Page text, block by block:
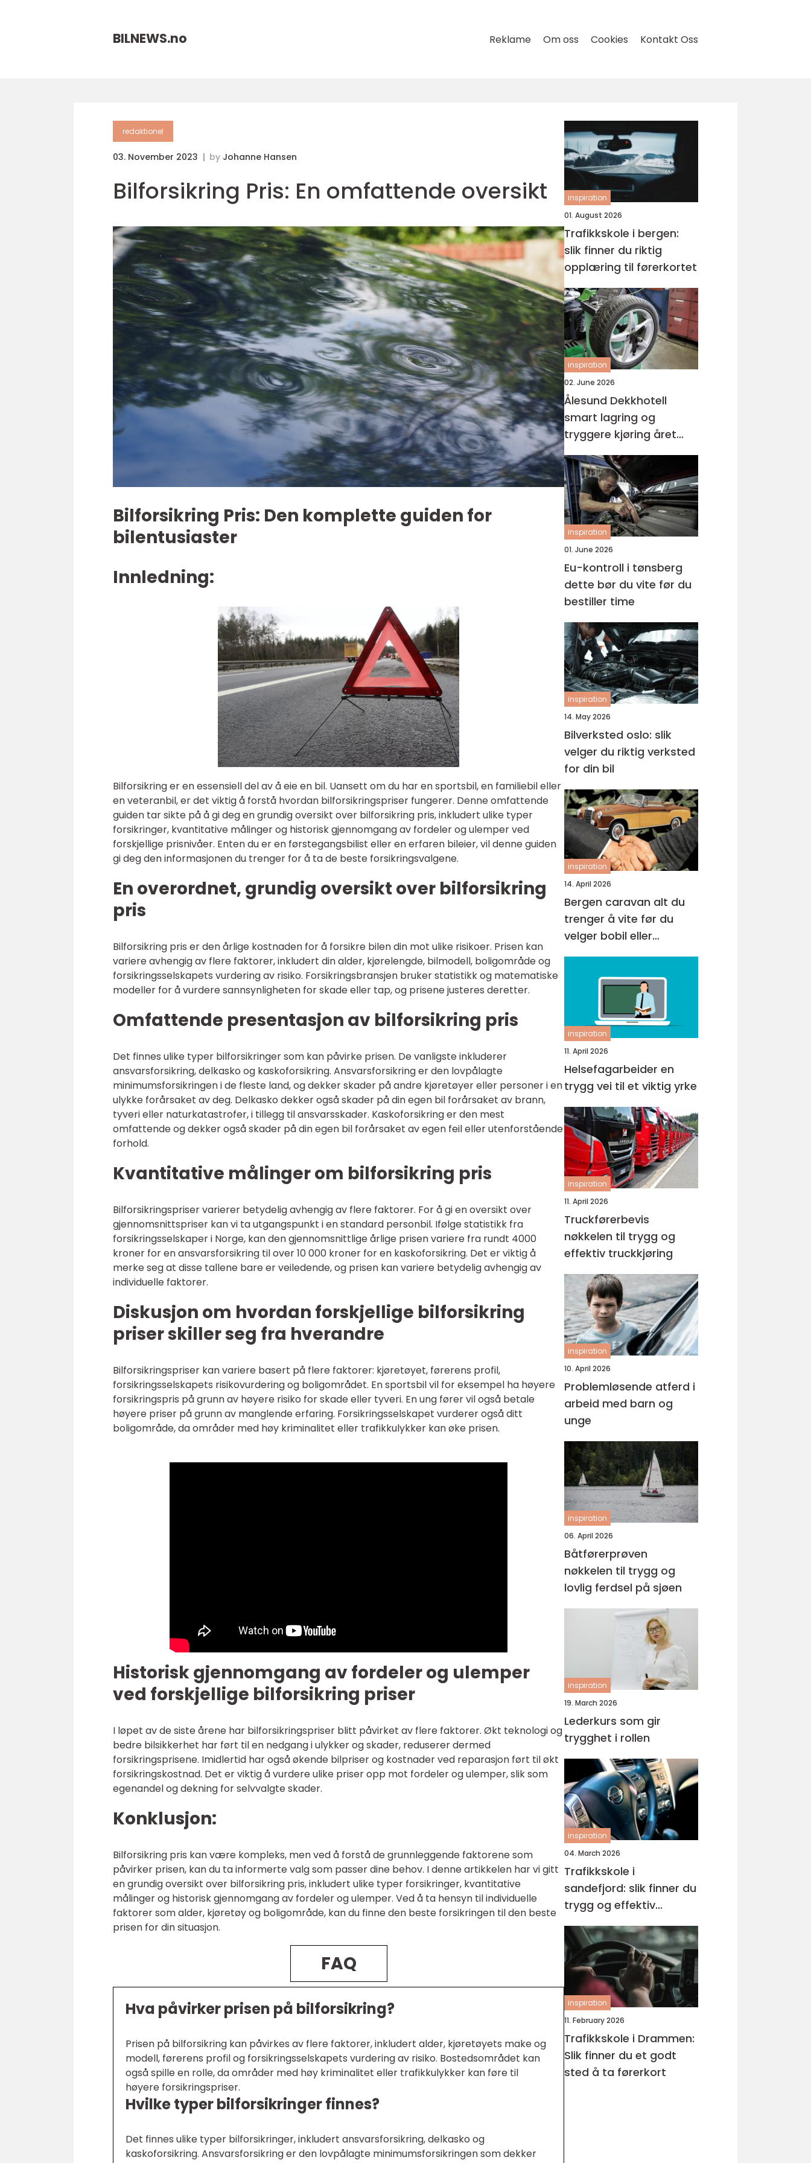
BILNEWS.no Reklame Om oss Cookies Kontakt Oss
redaktionel
03. November 2023 by Johanne Hansen
Bilforsikring Pris: En omfattende oversikt
Bilforsikring Pris: Den komplette guiden for
bilentusiaster
Innledning:
Bilforsikring er en essensiell del av å eie en bil. Uansett om du har en sportsbil, en familiebil eller
en veteranbil, er det viktig å forstå hvordan bilforsikringspriser fungerer. Denne omfattende
guiden tar sikte på å gi deg en grundig oversikt over bilforsikring pris, inkludert ulike typer
forsikringer, kvantitative målinger og historisk gjennomgang av fordeler og ulemper ved
forskjellige prisnivåer. Enten du er en førstegangsbilist eller en erfaren bileier, vil denne guiden
gi deg den informasjonen du trenger for å ta de beste forsikringsvalgene.
En overordnet, grundig oversikt over bilforsikring
pris
Bilforsikring pris er den årlige kostnaden for å forsikre bilen din mot ulike risikoer. Prisen kan
variere avhengig av flere faktorer, inkludert din alder, kjørelengde, bilmodell, boligområde og
forsikringsselskapets vurdering av risiko. Forsikringsbransjen bruker statistikk og matematiske
modeller for å vurdere sannsynligheten for skade eller tap, og prisene justeres deretter.
Omfattende presentasjon av bilforsikring pris
Det finnes ulike typer bilforsikringer som kan påvirke prisen. De vanligste inkluderer
ansvarsforsikring, delkasko og kaskoforsikring. Ansvarsforsikring er den lovpålagte
minimumsforsikringen i de fleste land, og dekker skader på andre kjøretøyer eller personer i en
ulykke forårsaket av deg. Delkasko dekker også skader på din egen bil forårsaket av brann,
tyveri eller naturkatastrofer, i tillegg til ansvarsskader. Kaskoforsikring er den mest
omfattende og dekker også skader på din egen bil forårsaket av egen feil eller utenforstående
forhold.
Kvantitative målinger om bilforsikring pris
Bilforsikringspriser varierer betydelig avhengig av flere faktorer. For å gi en oversikt over
gjennomsnittspriser kan vi ta utgangspunkt i en standard personbil. Ifølge statistikk fra
forsikringsselskaper i Norge, kan den gjennomsnittlige årlige prisen variere fra rundt 4000
kroner for en ansvarsforsikring til over 10 000 kroner for en kaskoforsikring. Det er viktig å
merke seg at disse tallene bare er veiledende, og prisen kan variere betydelig avhengig av
individuelle faktorer.
Diskusjon om hvordan forskjellige bilforsikring
priser skiller seg fra hverandre
Bilforsikringspriser kan variere basert på flere faktorer: kjøretøyet, førerens profil,
forsikringsselskapets risikovurdering og boligområdet. En sportsbil vil for eksempel ha høyere
forsikringspris på grunn av høyere risiko for skade eller tyveri. En ung fører vil også betale
høyere priser på grunn av manglende erfaring. Forsikringsselskapet vurderer også ditt
boligområde, da områder med høy kriminalitet eller trafikkulykker kan øke prisen.
Historisk gjennomgang av fordeler og ulemper
ved forskjellige bilforsikring priser
I løpet av de siste årene har bilforsikringspriser blitt påvirket av flere faktorer. Økt teknologi og
bedre bilsikkerhet har ført til en nedgang i ulykker og skader, reduserer dermed
forsikringsprisene. Imidlertid har også økende bilpriser og kostnader ved reparasjon ført til økt
forsikringskostnad. Det er viktig å vurdere ulike priser opp mot fordeler og ulemper, slik som
egenandel og dekning for selvvalgte skader.
Konklusjon:
Bilforsikring pris kan være kompleks, men ved å forstå de grunnleggende faktorene som
påvirker prisen, kan du ta informerte valg som passer dine behov. I denne artikkelen har vi gitt
en grundig oversikt over bilforsikring pris, inkludert ulike typer forsikringer, kvantitative
målinger og historisk gjennomgang av fordeler og ulemper. Ved å ta hensyn til individuelle
faktorer som alder, kjøretøy og boligområde, kan du finne den beste forsikringen til den beste
prisen for din situasjon.
FAQ
Hva påvirker prisen på bilforsikring?
Prisen på bilforsikring kan påvirkes av flere faktorer, inkludert alder, kjøretøyets make og
modell, førerens profil og forsikringsselskapets vurdering av risiko. Bostedsområdet kan
også spille en rolle, da områder med høy kriminalitet eller trafikkulykker kan føre til
høyere forsikringspriser.
Hvilke typer bilforsikringer finnes?
Det finnes ulike typer bilforsikringer, inkludert ansvarsforsikring, delkasko og
kaskoforsikring. Ansvarsforsikring er den lovpålagte minimumsforsikringen som dekker
inspiration
01. August 2026
Trafikkskole i bergen:
slik finner du riktig
opplæring til førerkortet
inspiration
02. June 2026
Ålesund Dekkhotell
smart lagring og
tryggere kjøring året
rundt
inspiration
01. June 2026
Eu-kontroll i tønsberg
dette bør du vite før du
bestiller time
inspiration
14. May 2026
Bilverksted oslo: slik
velger du riktig verksted
for din bil
inspiration
14. April 2026
Bergen caravan alt du
trenger å vite før du
velger bobil eller
campingvogn
inspiration
11. April 2026
Helsefagarbeider en
trygg vei til et viktig yrke
inspiration
11. April 2026
Truckførerbevis
nøkkelen til trygg og
effektiv truckkjøring
inspiration
10. April 2026
Problemløsende atferd i
arbeid med barn og
unge
inspiration
06. April 2026
Båtførerprøven
nøkkelen til trygg og
lovlig ferdsel på sjøen
inspiration
19. March 2026
Lederkurs som gir
trygghet i rollen
inspiration
04. March 2026
Trafikkskole i
sandefjord: slik finner du
trygg og effektiv
opplæring
inspiration
11. February 2026
Trafikkskole i Drammen:
Slik finner du et godt
sted å ta førerkort